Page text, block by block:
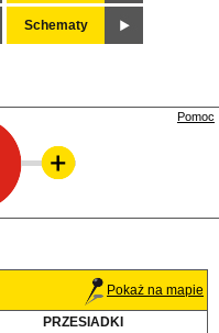
Schematy
Pomoc
Pokaż na mapie
PRZESIADKI